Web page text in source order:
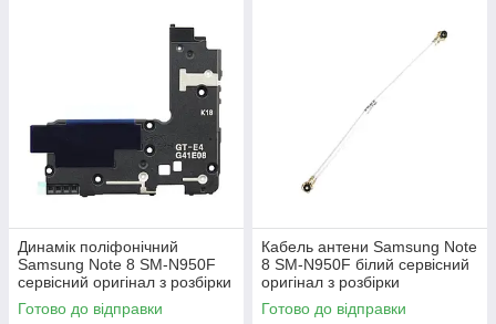
Динамік поліфонічний
Samsung Note 8 SM-N950F
сервісний оригінал з розбірки
Готово до відправки
Кабель антени Samsung Note
8 SM-N950F білий сервісний
оригінал з розбірки
Готово до відправки